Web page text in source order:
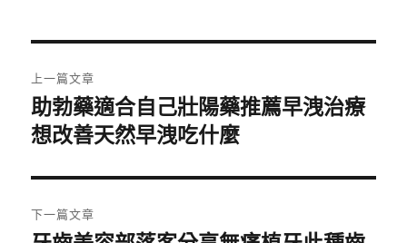
章
導
覽
上一篇文章
上
一
文
章:
助勃藥適合自己壯陽藥推薦早洩治療
想改善天然早洩吃什麼
下一篇文章